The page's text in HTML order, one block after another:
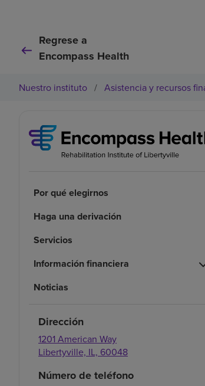
Regrese a
Encompass Health
Nuestro instituto / Asistencia y recursos
Por qué elegirnos
Haga una derivación
Servicios
Información financiera
Noticias
Dirección
1201 American Way
Libertyville, IL, 60048
Número de teléfono